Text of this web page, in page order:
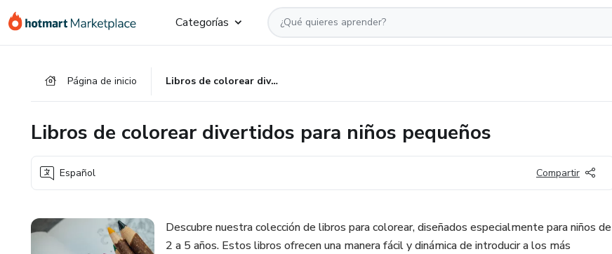
Categorías
Página de inicio Libros de colorear divertidos para niños pequeños
Libros de colorear divertidos para niños pequeños
Español Compartir
Descubre nuestra colección de libros para colorear, diseñados especialmente para niños de
2 a 5 años. Estos libros ofrecen una manera fácil y dinámica de introducir a los más